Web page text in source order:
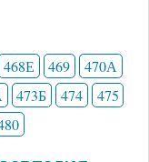
468Е 469
470А
473Б 474
475